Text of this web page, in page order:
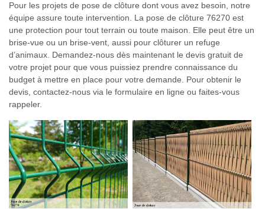
Pour les projets de pose de clôture dont vous avez besoin, notre
équipe assure toute intervention. La pose de clôture 76270 est
une protection pour tout terrain ou toute maison. Elle peut être un
brise-vue ou un brise-vent, aussi pour clôturer un refuge
d’animaux. Demandez-nous dès maintenant le devis gratuit de
votre projet pour que vous puissiez prendre connaissance du
budget à mettre en place pour votre demande. Pour obtenir le
devis, contactez-nous via le formulaire en ligne ou faites-vous
rappeler.